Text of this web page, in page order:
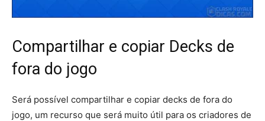
Compartilhar e copiar Decks de
fora do jogo
Será possível compartilhar e copiar decks de fora do
jogo, um recurso que será muito útil para os criadores de